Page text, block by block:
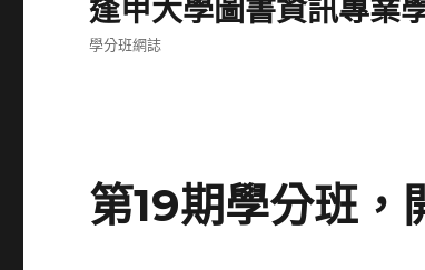
逢甲大學圖書資訊專業
學分班網誌
第19期學分班，